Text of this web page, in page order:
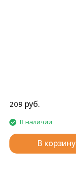
209 руб.
В наличии
В корзину